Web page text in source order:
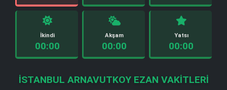
İkindi
00:00
Akşam
00:00
Yatsı
00:00
İSTANBUL ARNAVUTKOY EZAN VAKITLERI